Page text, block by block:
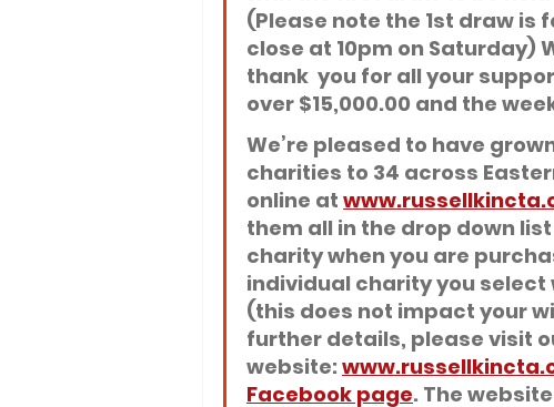
(Please note the 1st draw is
close at 10pm on Saturday)
thank  you for all your
over $15,000.00 and the
We’re pleased to have
charities to 34 across
online at
them all in the drop down
charity when you are
individual charity you select
(this does not impact your
further details, please visit
website:
Facebook page. The